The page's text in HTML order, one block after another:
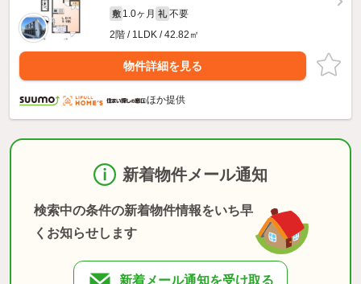
敷 1.0ヶ月 礼 不要
2階 / 1LDK / 42.82㎡
物件詳細を見る
ほか提供
新着物件メール通知
検索中の条件の新着物件情報をいち早
くお知らせします
新着メール通知を受け取る